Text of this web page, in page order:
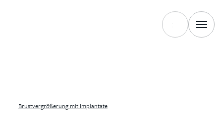
Brustvergrößerung mit Implantate